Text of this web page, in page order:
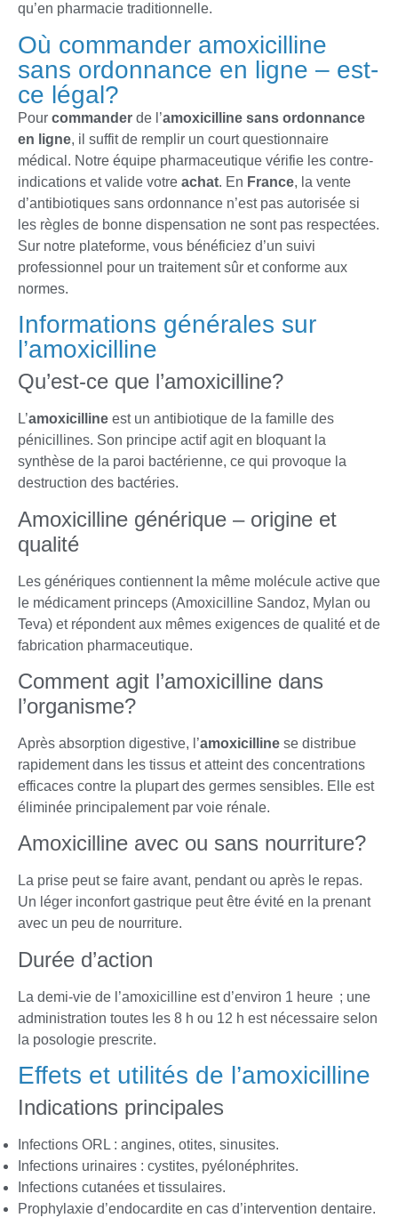
qu’en pharmacie traditionnelle.
Où commander amoxicilline
sans ordonnance en ligne – est-
ce légal?
Pour commander de l’amoxicilline sans ordonnance
en ligne, il suffit de remplir un court questionnaire
médical. Notre équipe pharmaceutique vérifie les contre-
indications et valide votre achat. En France, la vente
d’antibiotiques sans ordonnance n’est pas autorisée si
les règles de bonne dispensation ne sont pas respectées.
Sur notre plateforme, vous bénéficiez d’un suivi
professionnel pour un traitement sûr et conforme aux
normes.
Informations générales sur
l’amoxicilline
Qu’est-ce que l’amoxicilline?
L’amoxicilline est un antibiotique de la famille des
pénicillines. Son principe actif agit en bloquant la
synthèse de la paroi bactérienne, ce qui provoque la
destruction des bactéries.
Amoxicilline générique – origine et
qualité
Les génériques contiennent la même molécule active que
le médicament princeps (Amoxicilline Sandoz, Mylan ou
Teva) et répondent aux mêmes exigences de qualité et de
fabrication pharmaceutique.
Comment agit l’amoxicilline dans
l’organisme?
Après absorption digestive, l’amoxicilline se distribue
rapidement dans les tissus et atteint des concentrations
efficaces contre la plupart des germes sensibles. Elle est
éliminée principalement par voie rénale.
Amoxicilline avec ou sans nourriture?
La prise peut se faire avant, pendant ou après le repas.
Un léger inconfort gastrique peut être évité en la prenant
avec un peu de nourriture.
Durée d’action
La demi-vie de l’amoxicilline est d’environ 1 heure ; une
administration toutes les 8 h ou 12 h est nécessaire selon
la posologie prescrite.
Effets et utilités de l’amoxicilline
Indications principales
Infections ORL : angines, otites, sinusites.
Infections urinaires : cystites, pyélonéphrites.
Infections cutanées et tissulaires.
Prophylaxie d’endocardite en cas d’intervention dentaire.